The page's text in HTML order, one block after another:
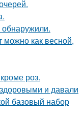
как весной,
роз.
и давали
базовый набор